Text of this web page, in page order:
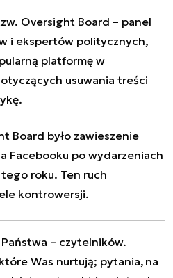
Oversight Board – panel
i ekspertów politycznych,
platformę w
usuwania treści
Board było zawieszenie
Facebooku po wydarzeniach
roku. Ten ruch
kontrowersji.
– czytelników.
Was nurtują; pytania, na